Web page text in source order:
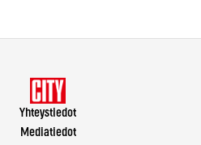
Yhteystiedot
Mediatiedot